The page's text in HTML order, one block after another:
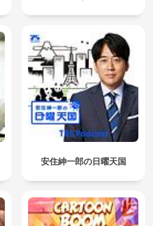
安住紳一郎の日曜天国